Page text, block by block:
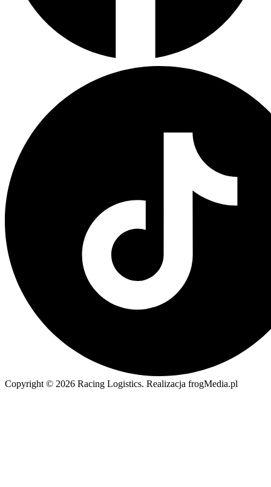
Copyright © 2026 Racing Logistics. Realizacja frogMedia.pl